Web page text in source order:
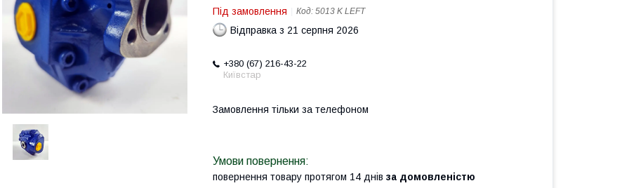
Під замовлення Код: 5013 K LEFT
Відправка з 21 серпня 2026
+380 (67) 216-43-22
Київстар
Замовлення тільки за телефоном
повернення товару протягом 14 днів за домовленістю